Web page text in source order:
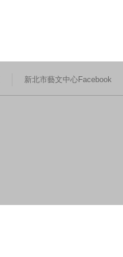
新北市藝文中心Facebook